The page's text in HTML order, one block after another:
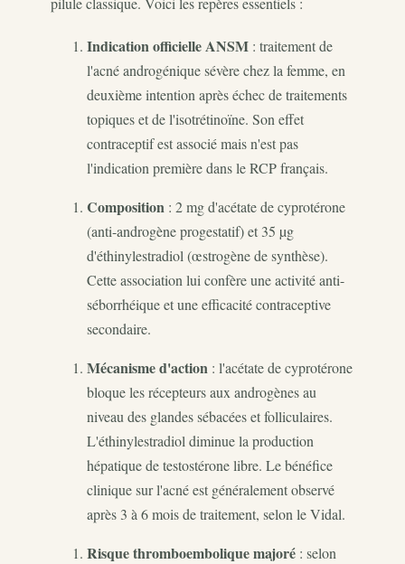
Indication officielle ANSM : traitement de
l'acné androgénique sévère chez la femme, en
deuxième intention après échec de traitements
topiques et de l'isotrétinoïne. Son effet
contraceptif est associé mais n'est pas
l'indication première dans le RCP français.
Composition : 2 mg d'acétate de cyprotérone
(anti-androgène progestatif) et 35 µg
d'éthinylestradiol (œstrogène de synthèse).
Cette association lui confère une activité anti-
séborrhéique et une efficacité contraceptive
secondaire.
Mécanisme d'action : l'acétate de cyprotérone
bloque les récepteurs aux androgènes au
niveau des glandes sébacées et folliculaires.
L'éthinylestradiol diminue la production
hépatique de testostérone libre. Le bénéfice
clinique sur l'acné est généralement observé
après 3 à 6 mois de traitement, selon le Vidal.
Risque thromboembolique majoré : selon